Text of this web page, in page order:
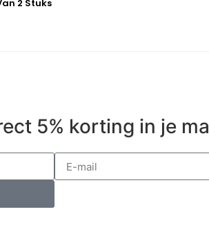
2 Stuks
5% korting in je